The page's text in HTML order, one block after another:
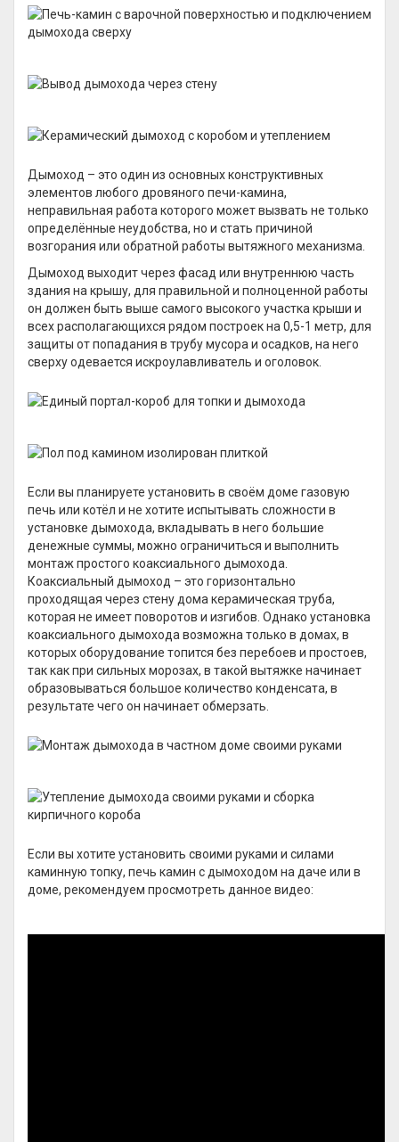
Дымоход – это один из основных конструктивных
элементов любого дровяного печи-камина,
неправильная работа которого может вызвать не только
определённые неудобства, но и стать причиной
возгорания или обратной работы вытяжного механизма.
Дымоход выходит через фасад или внутреннюю часть
здания на крышу, для правильной и полноценной работы
он должен быть выше самого высокого участка крыши и
всех располагающихся рядом построек на 0,5-1 метр, для
защиты от попадания в трубу мусора и осадков, на него
сверху одевается искроулавливатель и оголовок.
Если вы планируете установить в своём доме газовую
печь или котёл и не хотите испытывать сложности в
установке дымохода, вкладывать в него большие
денежные суммы, можно ограничиться и выполнить
монтаж простого коаксиального дымохода.
Коаксиальный дымоход – это горизонтально
проходящая через стену дома керамическая труба,
которая не имеет поворотов и изгибов. Однако установка
коаксиального дымохода возможна только в домах, в
которых оборудование топится без перебоев и простоев,
так как при сильных морозах, в такой вытяжке начинает
образовываться большое количество конденсата, в
результате чего он начинает обмерзать.
Если вы хотите установить своими руками и силами
каминную топку, печь камин с дымоходом на даче или в
доме, рекомендуем просмотреть данное видео: